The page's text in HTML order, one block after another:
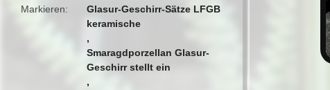
Markieren
Glasur-Geschirr-Sätze LFGB
keramische
,
Smaragdporzellan Glasur-
Geschirr stellt ein
,